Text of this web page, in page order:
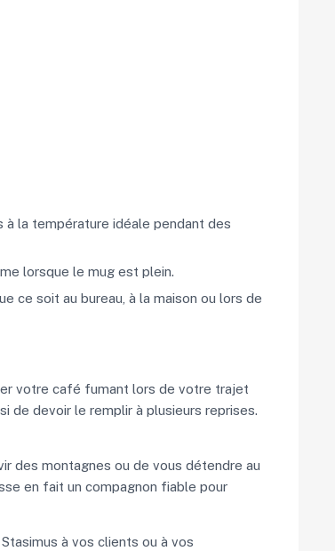
à la température idéale pendant des
lorsque le mug est plein.
ce soit au bureau, à la maison ou lors de
votre café fumant lors de votre trajet
de devoir le remplir à plusieurs reprises.
des montagnes ou de vous détendre au
en fait un compagnon fiable pour
à vos clients ou à vos